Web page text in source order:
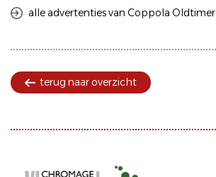
alle advertenties van Coppola Oldtimer
terug naar overzicht